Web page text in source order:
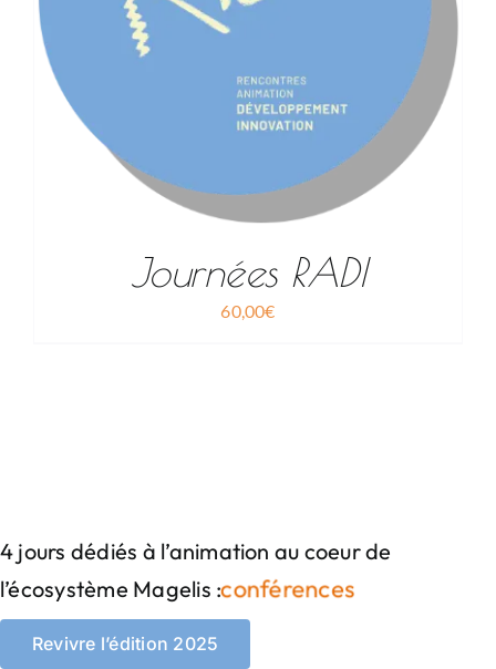
Journées RADI
60,00€
4 jours dédiés à l’animation au coeur de
l’écosystème Magelis :
Revivre l’édition 2025